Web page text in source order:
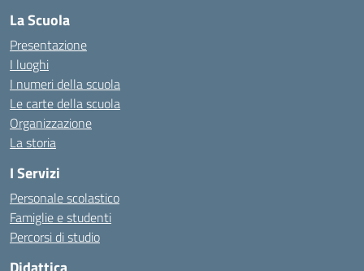
La Scuola
Presentazione
I luoghi
I numeri della scuola
Le carte della scuola
Organizzazione
La storia
I Servizi
Personale scolastico
Famiglie e studenti
Percorsi di studio